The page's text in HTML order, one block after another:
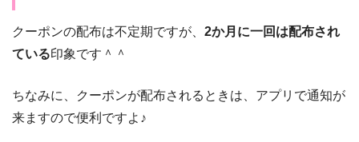
クーポンの配布は不定期ですが、 2か月に一回は配布され
ている印象です＾＾
ちなみに、クーポンが配布されるときは、アプリで通知が
来ますので便利ですよ♪